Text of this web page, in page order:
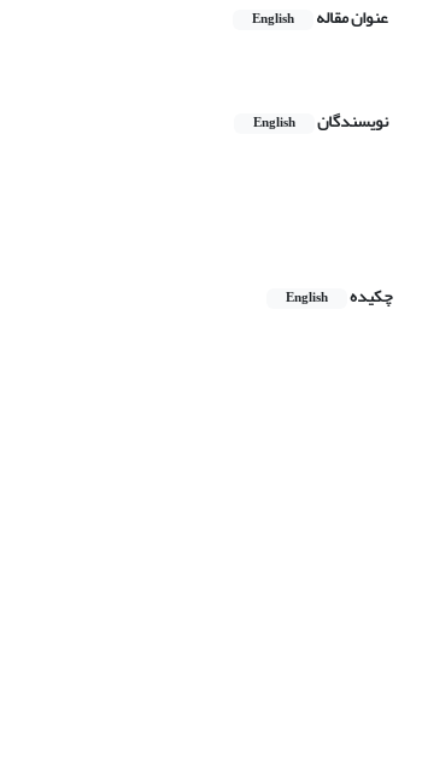
عنوان مقاله English
نویسندگان English
چکیده
English